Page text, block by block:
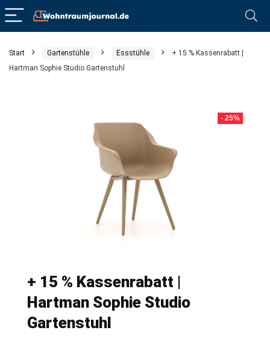
Start Gartenstühle Essstühle
+ 15 % Kassenrabatt |
Hartman Sophie Studio Gartenstuhl
- 25%
+ 15 % Kassenrabatt |
Hartman Sophie Studio
Gartenstuhl